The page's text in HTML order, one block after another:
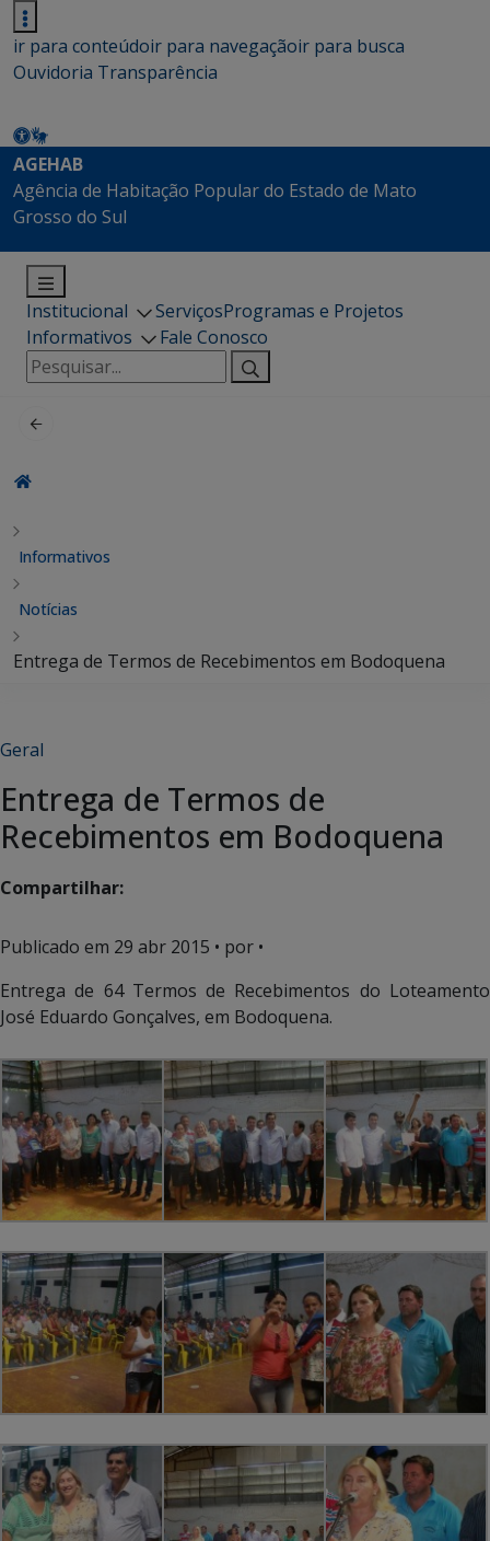
ir para conteúdoir para navegaçãoir para busca
Ouvidoria Transparência
AGEHAB
Agência de Habitação Popular do Estado de Mato
Grosso do Sul
Institucional ServiçosProgramas e Projetos
Informativos
Fale Conosco
Pesquisar
por:
Informativos
Notícias
Entrega de Termos de Recebimentos em Bodoquena
Geral
Entrega de Termos de
Recebimentos em Bodoquena
Compartilhar:
Publicado em 29 abr 2015 • por •
Entrega de 64 Termos de Recebimentos do Loteamento
José Eduardo Gonçalves, em Bodoquena.